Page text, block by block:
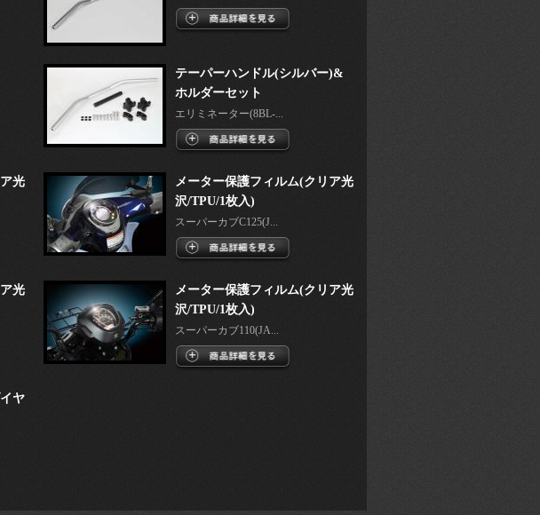
テーパーハンドル(シルバー)&
ホルダーセット
エリミネーター(8BL-...
光
メーター保護フィルム(クリア光
沢/TPU/1枚入)
スーパーカブC125(J...
光
メーター保護フィルム(クリア光
沢/TPU/1枚入)
スーパーカブ110(JA...
ヤ